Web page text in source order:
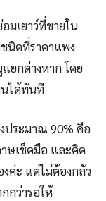
มเยาว์ที่ขายใน
นิดที่ราคาแพง
ยกต่างหาก โดย
นได้ทันที
ประมาณ 90% คือ
ษเช็ดมือ และคิด
งค่ะ แต่ไม่ต้องกลัว
กว่ารอให้